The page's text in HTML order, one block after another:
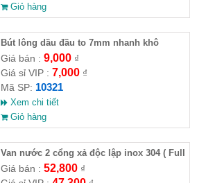
Giỏ hàng
Bút lông dầu đầu to 7mm nhanh khô
Giá bán : 9,000₫
Giá sỉ VIP : 7,000₫
Mã SP: 10321
Xem chi tiết
Giỏ hàng
Van nước 2 cổng xả độc lập inox 304 ( Full
VAT )
Giá bán : 52,800₫